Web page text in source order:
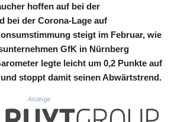
DKK 7.477932
DOP 67.345355
DZD 153.688625
EGP 57.293288
ERN 17.342035
ETB 184.982115
FKP 0.859288
GBP 0.856968
hoffen auf bei der
bei der Corona-Lage auf
steigt im Februar, wie
GfK in Nürnberg
legte leicht um 0,2 Punkte auf
stoppt damit seinen Abwärtstrend.
Anzeige